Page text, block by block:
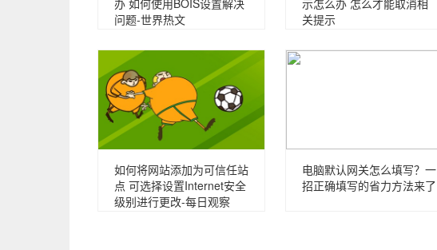
办 如何使用BOIS设置解决
问题-世界热文
示怎么办 怎么才能取消相
关提示
如何将网站添加为可信任站
点 可选择设置Internet安全
级别进行更改-每日观察
电脑默认网关怎么填写？一
招正确填写的省力方法来了